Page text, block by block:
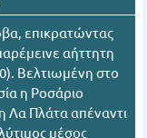
επικρατώντας
αήττητη
Βελτιωμένη στο
η Ροσάριο
Λα Πλάτα απέναντι
μέσος